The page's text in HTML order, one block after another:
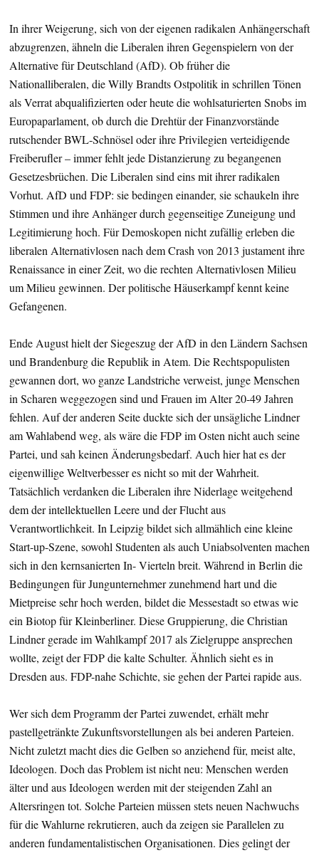
In ihrer Weigerung, sich von der eigenen radikalen Anhängerschaft
abzugrenzen, ähneln die Liberalen ihren Gegenspielern von der
Alternative für Deutschland (AfD). Ob früher die
Nationalliberalen, die Willy Brandts Ostpolitik in schrillen Tönen
als Verrat abqualifizierten oder heute die wohlsaturierten Snobs im
Europaparlament, ob durch die Drehtür der Finanzvorstände
rutschender BWL-Schnösel oder ihre Privilegien verteidigende
Freiberufler – immer fehlt jede Distanzierung zu begangenen
Gesetzesbrüchen. Die Liberalen sind eins mit ihrer radikalen
Vorhut. AfD und FDP: sie bedingen einander, sie schaukeln ihre
Stimmen und ihre Anhänger durch gegenseitige Zuneigung und
Legitimierung hoch. Für Demoskopen nicht zufällig erleben die
liberalen Alternativlosen nach dem Crash von 2013 justament ihre
Renaissance in einer Zeit, wo die rechten Alternativlosen Milieu
um Milieu gewinnen. Der politische Häuserkampf kennt keine
Gefangenen.
Ende August hielt der Siegeszug der AfD in den Ländern Sachsen
und Brandenburg die Republik in Atem. Die Rechtspopulisten
gewannen dort, wo ganze Landstriche verweist, junge Menschen
in Scharen weggezogen sind und Frauen im Alter 20-49 Jahren
fehlen. Auf der anderen Seite duckte sich der unsägliche Lindner
am Wahlabend weg, als wäre die FDP im Osten nicht auch seine
Partei, und sah keinen Änderungsbedarf. Auch hier hat es der
eigenwillige Weltverbesser es nicht so mit der Wahrheit.
Tatsächlich verdanken die Liberalen ihre Niderlage weitgehend
dem der intellektuellen Leere und der Flucht aus
Verantwortlichkeit. In Leipzig bildet sich allmählich eine kleine
Start-up-Szene, sowohl Studenten als auch Uniabsolventen machen
sich in den kernsanierten In- Vierteln breit. Während in Berlin die
Bedingungen für Jungunternehmer zunehmend hart und die
Mietpreise sehr hoch werden, bildet die Messestadt so etwas wie
ein Biotop für Kleinberliner. Diese Gruppierung, die Christian
Lindner gerade im Wahlkampf 2017 als Zielgruppe ansprechen
wollte, zeigt der FDP die kalte Schulter. Ähnlich sieht es in
Dresden aus. FDP-nahe Schichte, sie gehen der Partei rapide aus.
Wer sich dem Programm der Partei zuwendet, erhält mehr
pastellgetränkte Zukunftsvorstellungen als bei anderen Parteien.
Nicht zuletzt macht dies die Gelben so anziehend für, meist alte,
Ideologen. Doch das Problem ist nicht neu: Menschen werden
älter und aus Ideologen werden mit der steigenden Zahl an
Altersringen tot. Solche Parteien müssen stets neuen Nachwuchs
für die Wahlurne rekrutieren, auch da zeigen sie Parallelen zu
anderen fundamentalistischen Organisationen. Dies gelingt der